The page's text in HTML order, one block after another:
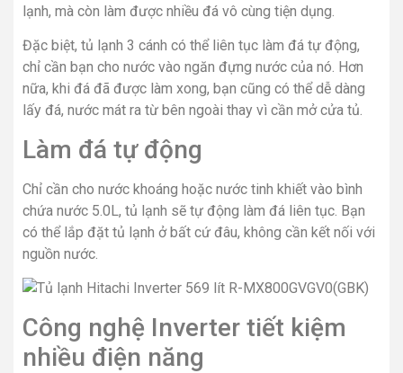
lạnh, mà còn làm được nhiều đá vô cùng tiện dụng.
Đặc biệt, tủ lạnh 3 cánh có thể liên tục làm đá tự động,
chỉ cần bạn cho nước vào ngăn đựng nước của nó. Hơn
nữa, khi đá đã được làm xong, bạn cũng có thể dễ dàng
lấy đá, nước mát ra từ bên ngoài thay vì cần mở cửa tủ.
Làm đá tự động
Chỉ cần cho nước khoáng hoặc nước tinh khiết vào bình
chứa nước 5.0L, tủ lạnh sẽ tự động làm đá liên tục. Bạn
có thể lắp đặt tủ lạnh ở bất cứ đâu, không cần kết nối với
nguồn nước.
Công nghệ Inverter tiết kiệm
nhiều điện năng